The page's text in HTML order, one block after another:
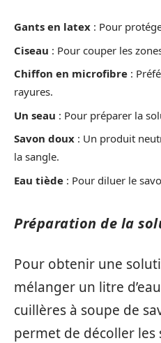
Gants en latex : Pour
Ciseau : Pour couper les
Chiffon en microfibre :
rayures.
Un seau : Pour préparer la
Savon doux : Un produit
la sangle.
Eau tiède : Pour diluer le
Préparation de la
Pour obtenir une
mélanger un litre
cuillères à soupe de
permet de décoller les